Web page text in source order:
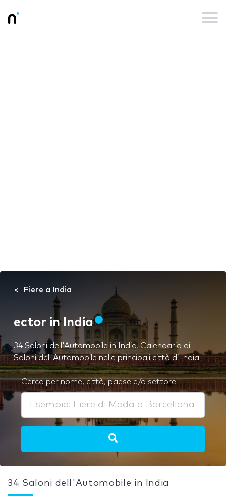
Fiere a India
ector in India
34 Saloni dell'Automobile in India. Calendario di
Saloni dell'Automobile nelle principali città di India
Cerca per nome, città, paese e/o settore
34 Saloni dell'Automobile in India